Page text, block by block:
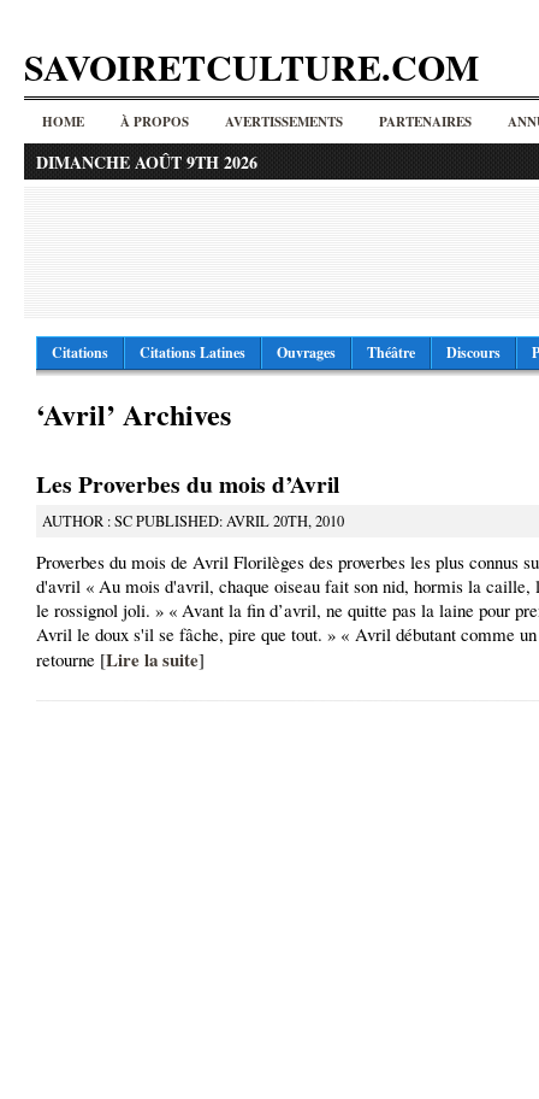
SAVOIRETCULTURE.COM
HOME À PROPOS AVERTISSEMENTS PARTENAIRES
DIMANCHE AOÛT 9TH 2026
Citations Citations Latines Ouvrages Théâtre Discours
‘Avril’ Archives
Les Proverbes du mois d’Avril
AUTHOR : SC PUBLISHED: AVRIL 20TH, 2010
Proverbes du mois de Avril Florilèges des proverbes les plus connus
d'avril « Au mois d'avril, chaque oiseau fait son nid, hormis la caille,
le rossignol joli. » « Avant la fin d’avril, ne quitte pas la laine pour
Avril le doux s'il se fâche, pire que tout. » « Avril débutant comme un
retourne [Lire la suite]